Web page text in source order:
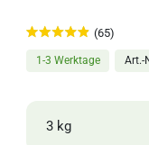
1-3 Werktage Art.-
(65)
3 kg